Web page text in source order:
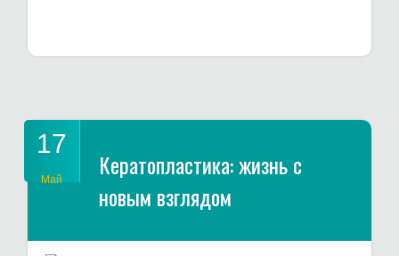
17
Май
Кератопластика: жизнь с
новым взглядом